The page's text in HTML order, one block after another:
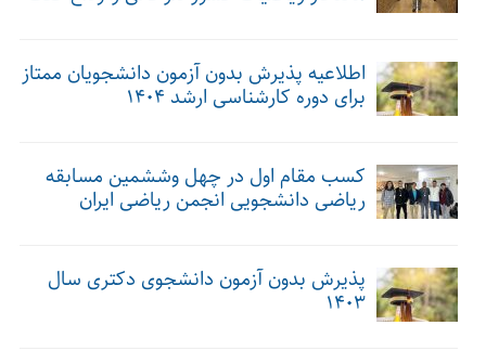
اطلاعیه پذیرش بدون آزمون دانشجویان ممتاز
برای دوره کارشناسی ارشد ۱۴۰۴
کسب مقام اول در چهل وششمین مسابقه
ریاضی دانشجویی انجمن ریاضی ایران
پذیرش بدون آزمون دانشجوی دکتری سال
۱۴۰۳